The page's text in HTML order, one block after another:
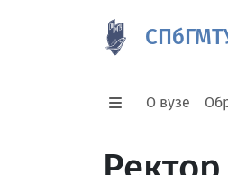
О вузе